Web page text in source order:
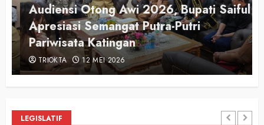
Audiensi Otong Awi 2026, Bupati Saiful
Apresiasi Semangat Putra-Putri
Pariwisata Katingan
TRIOKTA 12 MEI 2026
LEGISLATIF